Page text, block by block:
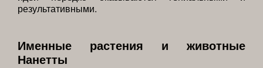
результативными.
Именные растения и животные
Нанетты